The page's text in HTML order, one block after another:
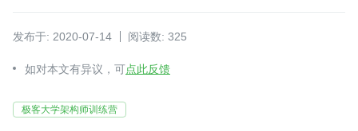
发布于: 2020-07-14 阅读数: 325
如对本文有异议，可点此反馈
极客大学架构师训练营